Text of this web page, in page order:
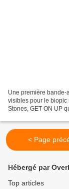
Une première bande-
visibles pour le biopic
Stones, GET ON UP
< Page
Hébergé par
Top articles